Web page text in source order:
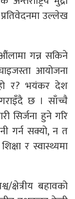
उल्लेख
गन्न सकिने
आयोजना
र? भयंकर देश
छ । साँच्चै
सिर्जना हुने गरि
गर्न सक्यो, न त
र स्वास्थ्यमा
क्षेत्रीय बहावको